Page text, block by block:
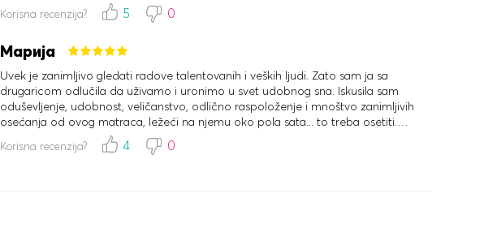
Korisna recenzija? 5 0
Марија
Uvek je zanimljivo gledati radove talentovanih i veških ljudi. Zato sam ja sa
drugaricom odlučila da uživamo i uronimo u svet udobnog sna. Iskusila sam
oduševljenje, udobnost, veličanstvo, odlično raspoloženje i mnoštvo zanimljivih
osećanja od ovog matraca, ležeći na njemu oko pola sata... to treba osetiti.
Vraćam se ovde po jastucima sa bonusima i preporučujem svima.
Korisna recenzija? 4 0